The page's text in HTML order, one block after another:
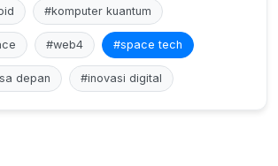
#komputer kuantum
#web4 #space tech
depan #inovasi digital